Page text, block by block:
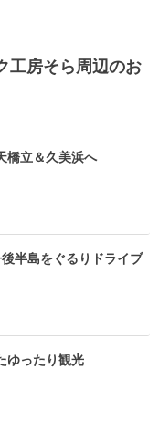
工房そら周辺のお
橋立＆久美浜へ
半島をぐるりドライブ
ゆったり観光